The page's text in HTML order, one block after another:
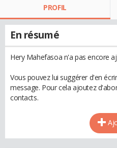
PROFIL
En résumé
Hery Mahefasoa n'a pas encore
Vous pouvez lui suggérer d'en
message. Pour cela ajoutez
contacts.